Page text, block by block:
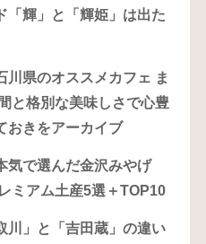
「輝」と「輝姫」は出た
川県のオススメカフェ ま
と格別な美味しさで心豊
おきをアーカイブ
気で選んだ金沢みやげ
ミアム土産5選＋TOP10
川」と「吉田蔵」の違い